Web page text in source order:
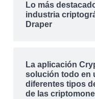
Lo más
industria
Draper
La aplicación
solución todo en
diferentes tipos
de las